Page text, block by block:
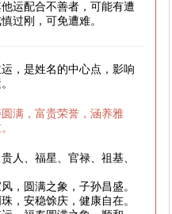
运配合不善者，可能有遭
过刚，可免遭难。
，是姓名的中心点，影响
圆满，富贵荣誉，涵养雅
人、福星、官禄、祖基、
，圆满之象，子孙昌盛。
，安稳馀庆，健康自在。